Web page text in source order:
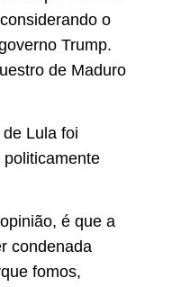
o
Trump.
de Maduro
Lula foi
politicamente
é que a
condenada
fomos,